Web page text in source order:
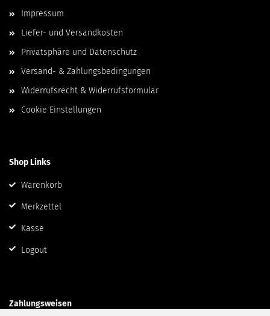
Impressum
Liefer- und Versandkosten
Privatsphäre und Datenschutz
Versand- & Zahlungsbedingungen
Widerrufsrecht & Widerrufsformular
Cookie Einstellungen
Shop Links
Warenkorb
Merkzettel
Kasse
Logout
Zahlungsweisen